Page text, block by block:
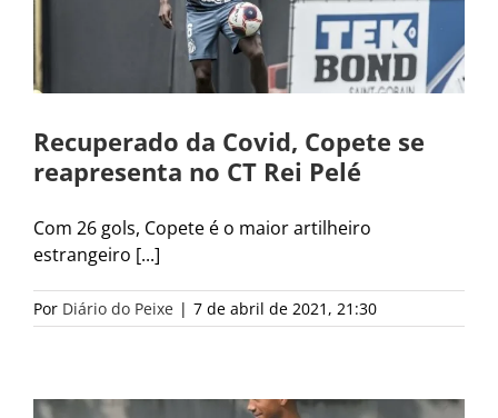
Recuperado da Covid, Copete se
reapresenta no CT Rei Pelé
Com 26 gols, Copete é o maior artilheiro
estrangeiro [...]
Por Diário do Peixe | 7 de abril de 2021, 21:30